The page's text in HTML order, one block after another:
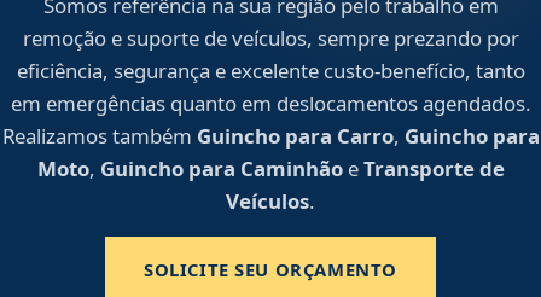
Somos referência na sua região pelo trabalho em
remoção e suporte de veículos, sempre prezando por
eficiência, segurança e excelente custo-benefício, tanto
em emergências quanto em deslocamentos agendados.
Realizamos também Guincho para Carro, Guincho para
Moto, Guincho para CaminhãoeTransporte de
Veículos.
SOLICITE SEU ORÇAMENTO